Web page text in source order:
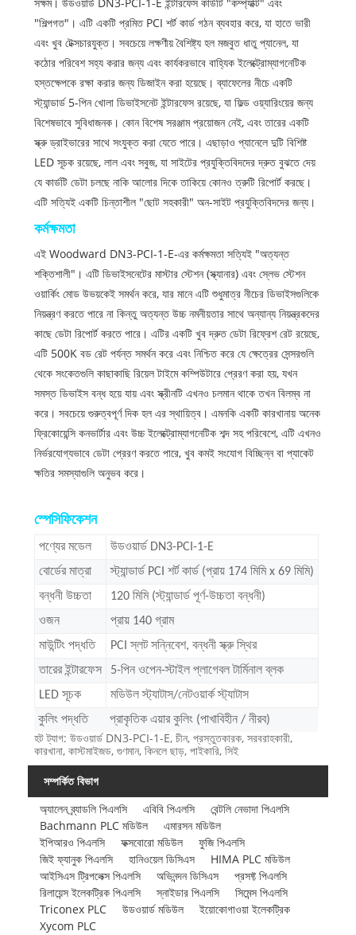
সক্ষম। উডওয়ার্ড DN3-PCI-1-E ইন্টারফেস কার্ডটি "কম্প্যাক্ট" এবং
"শিল্পগত"। এটি একটি প্রমিত PCI শর্ট কার্ড গঠন ব্যবহার করে, যা হাতে ভারী
এবং খুব টেক্সচারযুক্ত। সবচেয়ে লক্ষণীয় বৈশিষ্ট্য হল মজবুত ধাতু প্যানেল, যা
কঠোর পরিবেশ সহ্য করার জন্য এবং কার্যকরভাবে বাহ্যিক ইলেক্ট্রোম্যাগনেটিক
হস্তক্ষেপকে রক্ষা করার জন্য ডিজাইন করা হয়েছে। ব্যাফেলের নীচে একটি
স্ট্যান্ডার্ড 5-পিন খোলা ডিভাইসনেট ইন্টারফেস রয়েছে, যা ফিল্ড ওয়্যারিংয়ের জন্য
বিশেষভাবে সুবিধাজনক। কোন বিশেষ সরঞ্জাম প্রয়োজন নেই, এবং তারের একটি
স্ক্রু ড্রাইভারের সাথে সংযুক্ত করা যেতে পারে। এছাড়াও প্যানেলে দুটি বিশিষ্ট
LED সূচক রয়েছে, লাল এবং সবুজ, যা সাইটের প্রযুক্তিবিদদের দ্রুত বুঝতে দেয়
যে কার্ডটি ডেটা চলছে নাকি আলোর দিকে তাকিয়ে কোনও ত্রুটি রিপোর্ট করছে।
এটি সত্যিই একটি চিন্তাশীল "ছোট সহকারী" অন-সাইট প্রযুক্তিবিদদের জন্য।
কর্মক্ষমতা
এই Woodward DN3-PCI-1-E-এর কর্মক্ষমতা সত্যিই "অত্যন্ত
শক্তিশালী"। এটি ডিভাইসনেটের মাস্টার স্টেশন (স্ক্যানার) এবং স্লেভ স্টেশন
ওয়ার্কিং মোড উভয়কেই সমর্থন করে, যার মানে এটি শুধুমাত্র নীচের ডিভাইসগুলিকে
নিয়ন্ত্রণ করতে পারে না কিন্তু অত্যন্ত উচ্চ নমনীয়তার সাথে অন্যান্য নিয়ন্ত্রকদের
কাছে ডেটা রিপোর্ট করতে পারে। এটির একটি খুব দ্রুত ডেটা রিফ্রেশ রেট রয়েছে,
এটি 500K বড রেট পর্যন্ত সমর্থন করে এবং নিশ্চিত করে যে ক্ষেত্রের সেন্সরগুলি
থেকে সংকেতগুলি কাছাকাছি রিয়েল টাইমে কম্পিউটারে প্রেরণ করা হয়, যখন
সমস্ত ডিভাইস বন্ধ হয়ে যায় এবং স্ক্রীনটি এখনও চলমান থাকে তখন বিলম্ব না
করে। সবচেয়ে গুরুত্বপূর্ণ দিক হল এর স্থায়িত্ব। এমনকি একটি কারখানায় অনেক
ফ্রিকোয়েন্সি কনভার্টার এবং উচ্চ ইলেক্ট্রোম্যাগনেটিক শব্দ সহ পরিবেশে, এটি এখনও
নির্ভরযোগ্যভাবে ডেটা প্রেরণ করতে পারে, খুব কমই সংযোগ বিচ্ছিন্ন বা প্যাকেট
ক্ষতির সমস্যাগুলি অনুভব করে।
স্পেসিফিকেশন
পণ্যের মডেল
উডওয়ার্ড DN3-PCI-1-E
বোর্ডের মাত্রা
স্ট্যান্ডার্ড PCI শর্ট কার্ড (প্রায় 174 মিমি x 69 মিমি)
বন্ধনী উচ্চতা
120 মিমি (স্ট্যান্ডার্ড পূর্ণ-উচ্চতা বন্ধনী)
ওজন
প্রায় 140 গ্রাম
মাউন্টিং পদ্ধতি
PCI স্লট সন্নিবেশ, বন্ধনী স্ক্রু স্থির
তারের ইন্টারফেস
5-পিন ওপেন-স্টাইল প্লাগেবল টার্মিনাল ব্লক
LED সূচক
মডিউল স্ট্যাটাস/নেটওয়ার্ক স্ট্যাটাস
কুলিং পদ্ধতি
প্রাকৃতিক এয়ার কুলিং (পাখাবিহীন / নীরব)
হট ট্যাগ: উডওয়ার্ড DN3-PCI-1-E, চীন, প্রস্তুতকারক, সরবরাহকারী,
কারখানা, কাস্টমাইজড, গুণমান, কিনলে ছাড়, পাইকারি, সিই
সম্পর্কিত বিভাগ
অ্যালেন ব্র্যাডলি পিএলসি
এবিবি পিএলসি
বেন্টলি নেভাদা পিএলসি
Bachmann PLC মডিউল
এমারসন মডিউল
ইপিআরও পিএলসি
ফক্সবোরো মডিউল
ফুজি পিএলসি
জিই ফ্যানুক পিএলসি
হানিওয়েল ডিসিএস
HIMA PLC মডিউল
আইসিএস ট্রিপলেক্স পিএলসি
অভিনন্দন ডিসিএস
প্রসফ্ট পিএলসি
রিলায়েন্স ইলেকট্রিক পিএলসি
স্নাইডার পিএলসি
সিমেন্স পিএলসি
Triconex PLC
উডওয়ার্ড মডিউল
ইয়োকোগাওয়া ইলেকট্রিক
Xycom PLC